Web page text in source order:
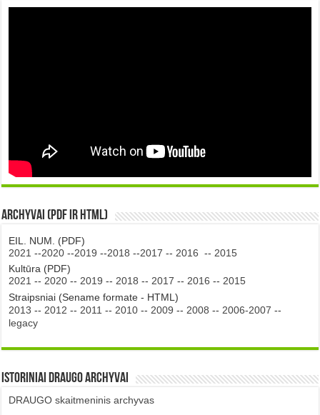
Archyvai (PDF ir HTML)
EIL. NUM. (PDF)
2021 --2020 --2019 --2018 --2017 -- 2016 -- 2015
Kultūra (PDF)
2021 -- 2020 -- 2019 -- 2018 -- 2017 -- 2016 -- 2015
Straipsniai (Sename formate - HTML)
2013 -- 2012 -- 2011 -- 2010 -- 2009 -- 2008 -- 2006-2007 --
legacy
Istoriniai DRAUGO Archyvai
DRAUGO skaitmeninis archyvas